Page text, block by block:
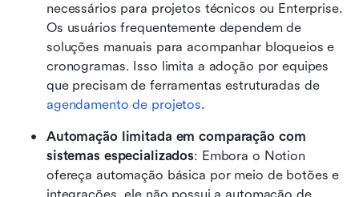
necessários para projetos técnicos ou Enterprise.
Os usuários frequentemente dependem de
soluções manuais para acompanhar bloqueios e
cronogramas. Isso limita a adoção por equipes
que precisam de ferramentas estruturadas de
agendamento de projetos.
Automação limitada em comparação com
sistemas especializados: Embora o Notion
ofereça automação básica por meio de botões e